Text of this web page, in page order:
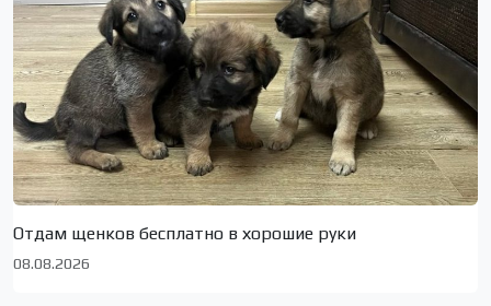
Отдам щенков бесплатно в хорошие руки
08.08.2026